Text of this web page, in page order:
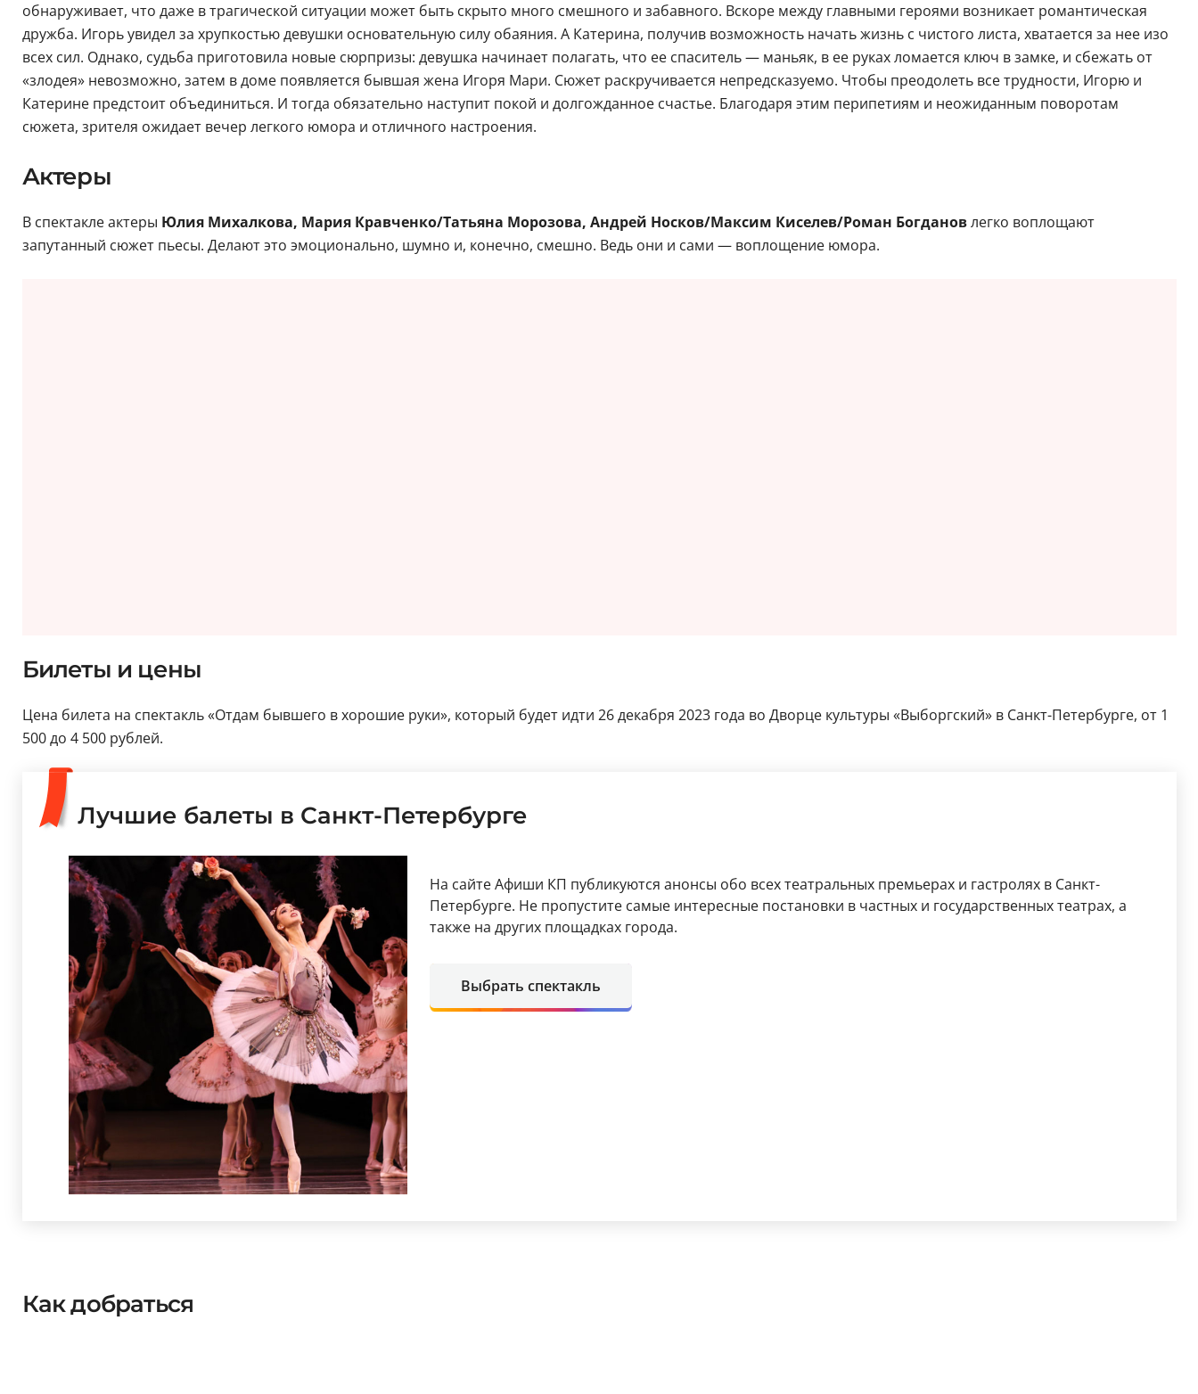
обнаруживает, что даже в трагической ситуации может быть скрыто много смешного и забавного. Вскоре между главными героями возникает романтическая
дружба. Игорь увидел за хрупкостью девушки основательную силу обаяния. А Катерина, получив возможность начать жизнь с чистого листа, хватается за нее изо
всех сил. Однако, судьба приготовила новые сюрпризы: девушка начинает полагать, что ее спаситель — маньяк, в ее руках ломается ключ в замке, и сбежать от
«злодея» невозможно, затем в доме появляется бывшая жена Игоря Мари. Сюжет раскручивается непредсказуемо. Чтобы преодолеть все трудности, Игорю и
Катерине предстоит объединиться. И тогда обязательно наступит покой и долгожданное счастье. Благодаря этим перипетиям и неожиданным поворотам
сюжета, зрителя ожидает вечер легкого юмора и отличного настроения.
Актеры
В спектакле актеры Юлия Михалкова, Мария Кравченко/Татьяна Морозова, Андрей Носков/Максим Киселев/Роман Богдановлегко воплощают
запутанный сюжет пьесы. Делают это эмоционально, шумно и, конечно, смешно. Ведь они и сами — воплощение юмора.
Билеты и цены
Цена билета на спектакль «Отдам бывшего в хорошие руки», который будет идти 26 декабря 2023 года во Дворце культуры «Выборгский» в Санкт-Петербурге, от 1
500 до 4 500 рублей.
Лучшие балеты в Санкт-Петербурге
На сайте Афиши КП публикуются анонсы обо всех театральных премьерах и гастролях в Санкт-
Петербурге. Не пропустите самые интересные постановки в частных и государственных театрах, а
также на других площадках города.
Выбрать спектакль
Как добраться